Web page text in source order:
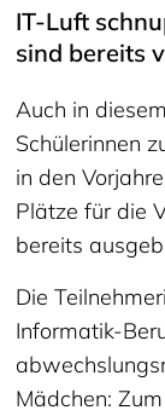
IT-Luft
sind bereits
Auch in
Schülerinnen
in den
Plätze für die
bereits
Die
Informatik-
Mädchen: